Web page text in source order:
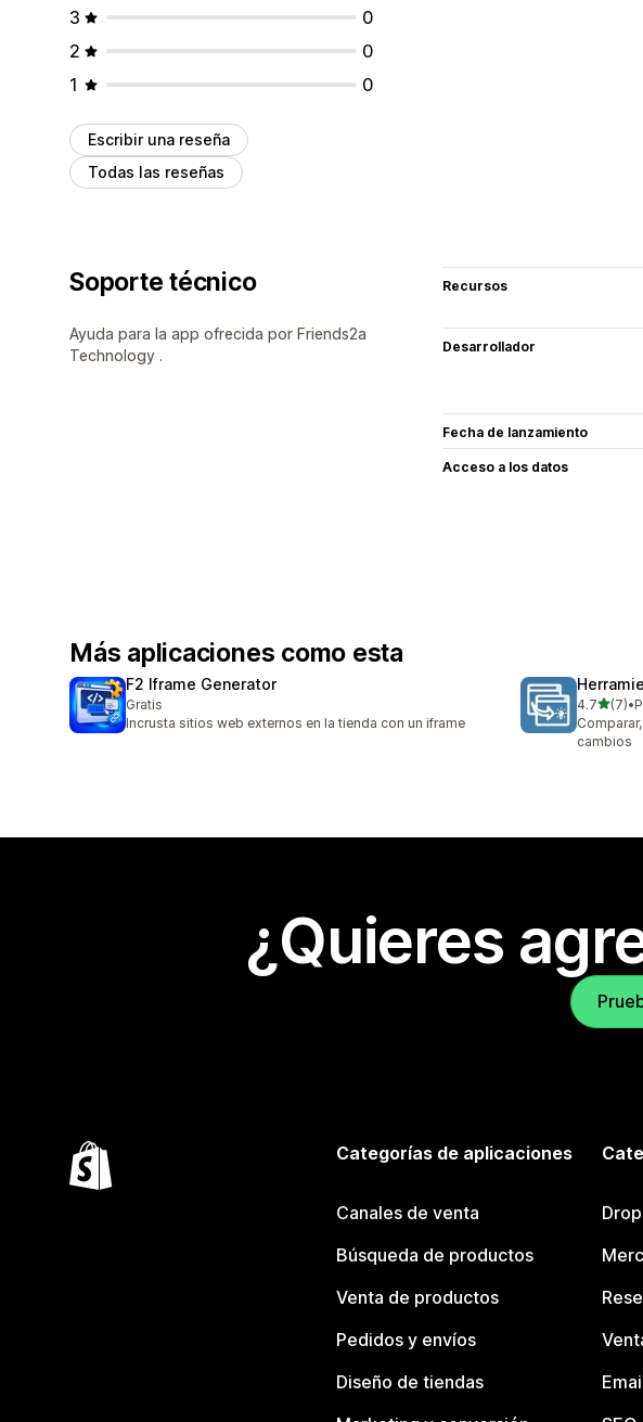
3
0
2
0
1
0
Escribir una reseña
Todas las reseñas
Soporte técnico
Ayuda para la app ofrecida por Friends2a
Technology .
Recursos
Desarrollador
Fecha de lanzamiento
Acceso a los datos
Más aplicaciones como esta
F2 Iframe Generator
Gratis
Incrusta sitios web externos en la tienda con un iframe
4.7de 5
(7)
7 reseñas
•
cambios
¿Quieres
Categorías de aplicaciones
Canales de venta
Búsqueda de productos
Venta de productos
Pedidos y envíos
Diseño de tiendas